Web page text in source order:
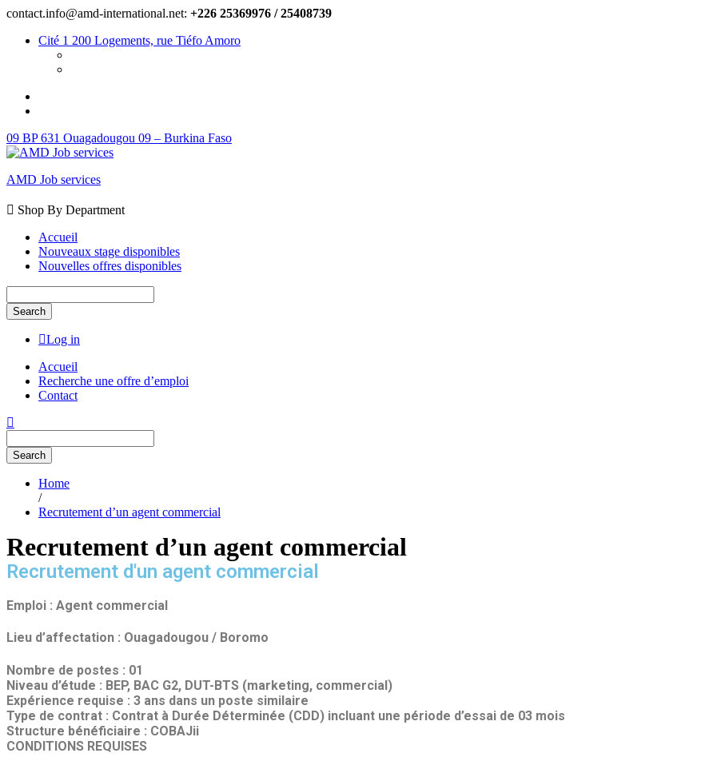
contact.info@amd-international.net: +226 25369976 / 25408739
Cité 1 200 Logements, rue Tiéfo Amoro
09 BP 631 Ouagadougou 09 – Burkina Faso
AMD Job services
Shop By Department
Accueil
Nouveaux stage disponibles
Nouvelles offres disponibles
Search
Log in
Accueil
Recherche une offre d’emploi
Contact
Search
Home
/
Recrutement d’un agent commercial
Recrutement d’un agent commercial
Recrutement d'un agent commercial
Emploi : Agent commercial
Lieu d’affectation : Ouagadougou / Boromo
Nombre de postes : 01
Niveau d’étude : BEP, BAC G2, DUT-BTS (marketing, commercial)
Expérience requise : 3 ans dans un poste similaire
Type de contrat : Contrat à Durée Déterminée (CDD) incluant une période d’essai de 03 mois
Structure bénéficiaire : COBAJii
CONDITIONS REQUISES